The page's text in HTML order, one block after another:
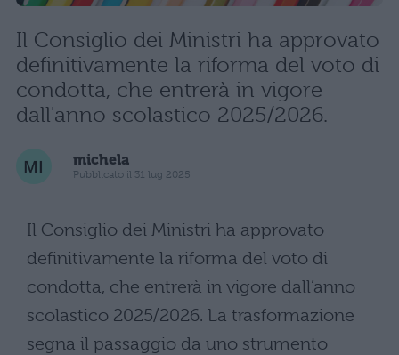
Il Consiglio dei Ministri ha approvato
definitivamente la riforma del voto di
condotta, che entrerà in vigore
dall'anno scolastico 2025/2026.
michela
Pubblicato il 31 lug 2025
Il Consiglio dei Ministri ha approvato
definitivamente la riforma del voto di
condotta, che entrerà in vigore dall’anno
scolastico 2025/2026. La trasformazione
segna il passaggio da uno strumento